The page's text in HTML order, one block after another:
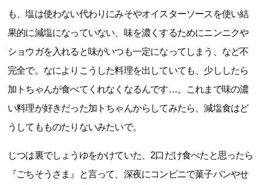
も、塩は使わない代わりにみそやオイスターソースを使い結
果的に減塩になっていない、味を濃くするためにニンニクや
ショウガを入れると味がいつも一定になってしまう、など不
完全で。なによりこうした料理を出していても、少ししたら
加トちゃんが食べてくれなくなるんです…。これまで味の濃
い料理が好きだった加トちゃんからしてみたら、減塩食はど
うしてもものたりないみたいで。
じつは裏でしょうゆをかけていた、2口だけ食べたと思ったら
『ごちそうさま』と言って、深夜にコンビニで菓子パンやせ